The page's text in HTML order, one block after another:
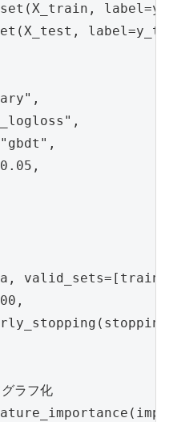
ラフ化